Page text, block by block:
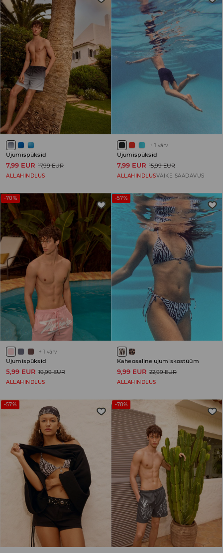
Ujumispüksid
7,99 EUR 17,99 EUR
ALLAHINDLUS
+ 1 värv
Ujumispüksid
7,99 EUR 15,99 EUR
ALLAHINDLUSVÄIKE SAADAVUS
-70%
+ 1 värv
Ujumispüksid
5,99 EUR 19,99 EUR
ALLAHINDLUS
-57%
Kaheosaline ujumiskostüüm
9,99 EUR 22,99 EUR
ALLAHINDLUS
-57% -78%